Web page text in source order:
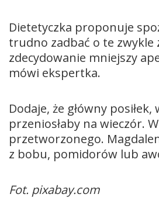
Dietetyczka proponuje
trudno zadbać o te zwykle
zdecydowanie mniejszy
mówi ekspertka.
Dodaje, że główny
przeniosłaby na wieczór.
przetworzonego.
z bobu, pomidorów lub
Fot. pixabay.com